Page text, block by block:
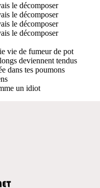
le décomposer
le décomposer
le décomposer
le décomposer
vie de fumeur de pot
deviennent tendus
dans tes poumons
un idiot